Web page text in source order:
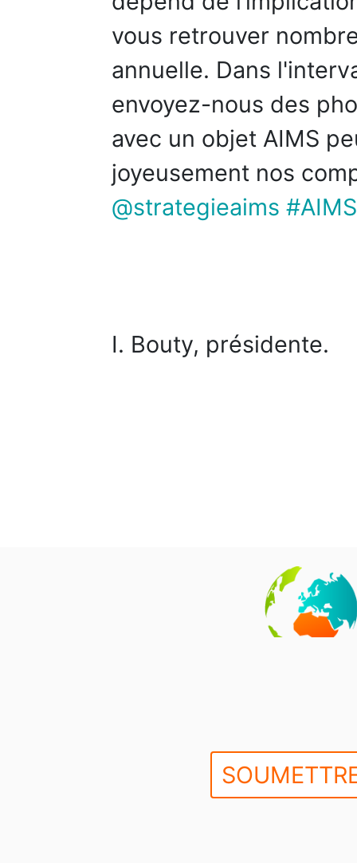
vous retrouver
annuelle. Dans
envoyez-nous des
avec un objet AIMS
joyeusement nos
@strategieaims
I. Bouty, présidente.